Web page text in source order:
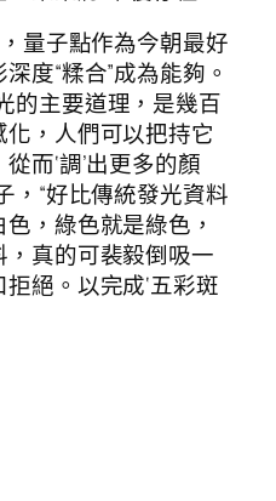
量子點作為今朝最好
度“糅合”成為能夠。
的主要道理，是幾百
，人們可以把持它
而‘調’出更多的顏
，“好比傳統發光資料
，綠色就是綠色，
真的可裴毅倒吸一
絕。以完成‘五彩斑